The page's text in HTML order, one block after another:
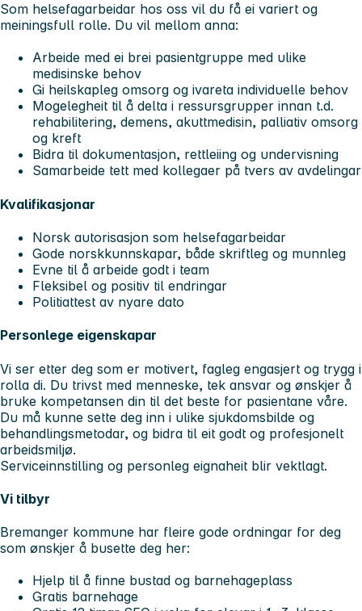
Som helsefagarbeidar hos oss vil du få ei variert og
meiningsfull rolle. Du vil mellom anna:
Arbeide med ei brei pasientgruppe med ulike
medisinske behov
Gi heilskapleg omsorg og ivareta individuelle behov
Mogelegheit til å delta i ressursgrupper innan t.d.
rehabilitering, demens, akuttmedisin, palliativ omsorg
og kreft
Bidra til dokumentasjon, rettleiing og undervisning
Samarbeide tett med kollegaer på tvers av avdelingar
Kvalifikasjonar
Norsk autorisasjon som helsefagarbeidar
Gode norskkunnskapar, både skriftleg og munnleg
Evne til å arbeide godt i team
Fleksibel og positiv til endringar
Politiattest av nyare dato
Personlege eigenskapar
Vi ser etter deg som er motivert, fagleg engasjert og trygg i
rolla di. Du trivst med menneske, tek ansvar og ønskjer å
bruke kompetansen din til det beste for pasientane våre.
Du må kunne sette deg inn i ulike sjukdomsbilde og
behandlingsmetodar, og bidra til eit godt og profesjonelt
arbeidsmiljø.
Serviceinnstilling og personleg eignaheit blir vektlagt.
Vi tilbyr
Bremanger kommune har fleire gode ordningar for deg
som ønskjer å busette deg her:
Hjelp til å finne bustad og barnehageplass
Gratis barnehage